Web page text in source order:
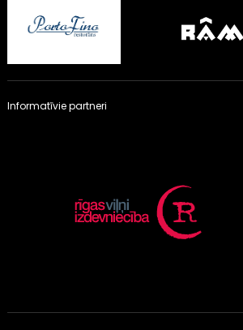
Informatīvie partneri